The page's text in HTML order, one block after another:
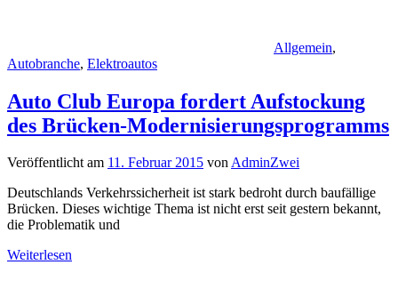
Allgemein,
Autobranche, Elektroautos
Auto Club Europa fordert Aufstockung
des Brücken-Modernisierungsprogramms
Veröffentlicht am 11. Februar 2015 vonAdminZwei
Deutschlands Verkehrssicherheit ist stark bedroht durch baufällige
Brücken. Dieses wichtige Thema ist nicht erst seit gestern bekannt,
die Problematik und
Weiterlesen